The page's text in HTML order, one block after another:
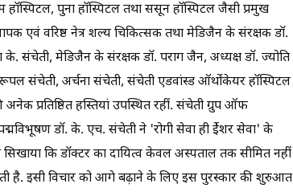
पुना हॉस्पिटल तथा ससून हॉस्पिटल जैसी प्रमुख
एवं वरिष्ठ नेत्र शल्य चिकित्सक तथा मेडिजैन के संरक्षक डॉ.
संचेती, मेडिजैन के संरक्षक डॉ. पराग जैन, अध्यक्ष डॉ. ज्योति
संचेती, अर्चना संचेती, संचेती एडवांस्ड ऑर्थोकेयर हॉस्पिटल
प्रतिष्ठित हस्तियां उपस्थित रहीं. संचेती ग्रुप ऑफ
डॉ. के. एच. संचेती ने ‌'रोगी सेवा ही ईेशर सेवा‌' के
सिखाया कि डॉक्टर का दायित्व केवल अस्पताल तक सीमित नहीं
है. इसी विचार को आगे बढ़ाने के लिए इस पुरस्कार की शुरुआत